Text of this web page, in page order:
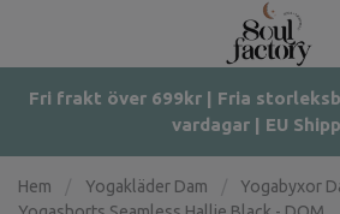
Fri frakt över 699kr | Fria
vardagar | EU
Hem Yogakläder Dam Yogabyxor